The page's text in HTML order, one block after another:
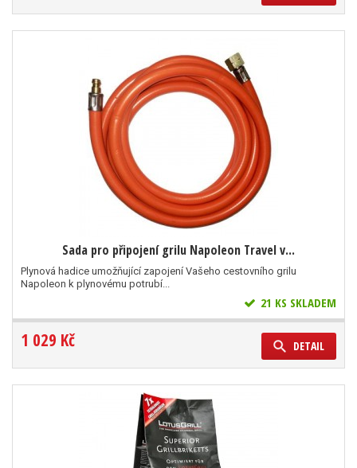
Sada pro připojení grilu Napoleon Travel v...
Plynová hadice umožňující zapojení Vašeho cestovního grilu
Napoleon k plynovému potrubí...
21 KS SKLADEM
1 029 Kč DETAIL